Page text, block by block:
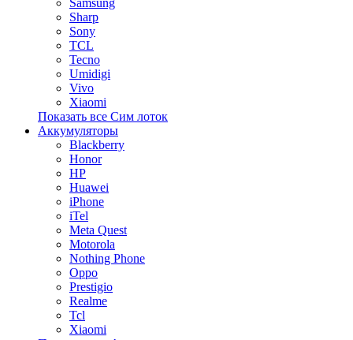
Samsung
Sharp
Sony
TCL
Tecno
Umidigi
Vivo
Xiaomi
Показать все Сим лоток
Аккумуляторы
Blackberry
Honor
HP
Huawei
iPhone
iTel
Meta Quest
Motorola
Nothing Phone
Oppo
Prestigio
Realme
Tcl
Xiaomi